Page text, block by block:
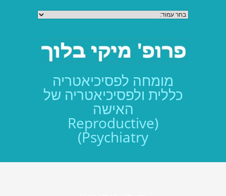
מומחה לפסיכיאטריה
כללית ולפסיכיאטריה של
האישה
(Reproductive
Psychiatry)